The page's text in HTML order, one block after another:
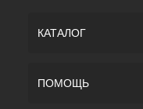
КАТАЛОГ
ПОМОЩЬ